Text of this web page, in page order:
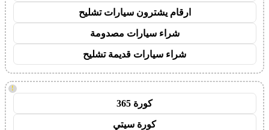
ارقام يشترون سيارات تشليح
شراء سيارات مصدومة
شراء سيارات قديمة تشليح
!
كورة 365
كورة سيتي